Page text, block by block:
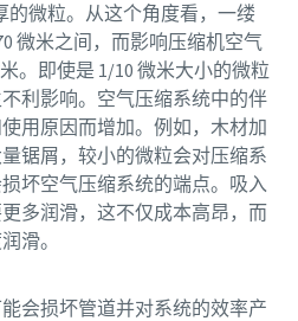
的微粒。从这个角度看，一缕
微米之间，而影响压缩机空气
。即使是 1/10 微米大小的微粒
利影响。空气压缩系统中的伴
用原因而增加。例如，木材加
锯屑，较小的微粒会对压缩系
坏空气压缩系统的端点。吸入
多润滑，这不仅成本高昂，而
滑。
会损坏管道并对系统的效率产